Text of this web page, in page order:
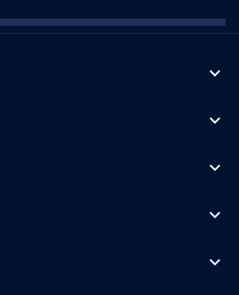
expand_more
expand_more
expand_more
expand_more
expand_more